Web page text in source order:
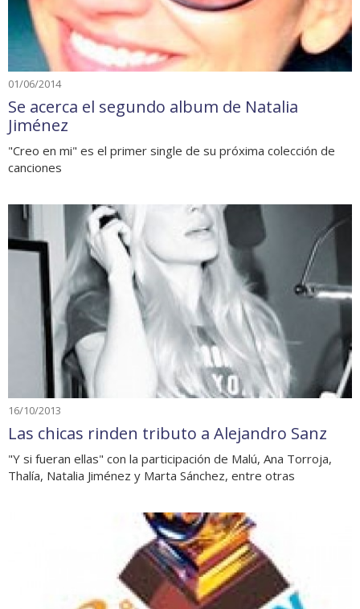
01/06/2014
Se acerca el segundo album de Natalia
Jiménez
"Creo en mi" es el primer single de su próxima colección de
canciones
16/10/2013
Las chicas rinden tributo a Alejandro Sanz
"Y si fueran ellas" con la participación de Malú, Ana Torroja,
Thalía, Natalia Jiménez y Marta Sánchez, entre otras